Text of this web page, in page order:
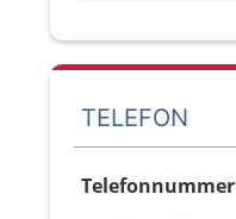
TELEFON
Telefonnummer